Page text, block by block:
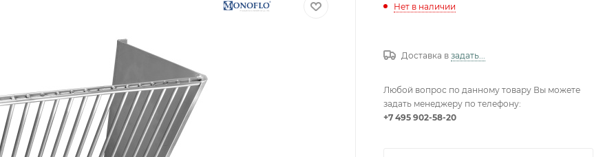
Нет в наличии
Доставка в задать...
Любой вопрос по данному товару Вы можете
задать менеджеру по телефону:
+7 495 902-58-20